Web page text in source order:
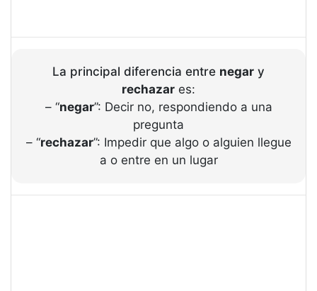
La principal diferencia entre negar y
rechazar es:
– “negar”: Decir no, respondiendo a una
pregunta
– “rechazar”: Impedir que algo o alguien llegue
a o entre en un lugar